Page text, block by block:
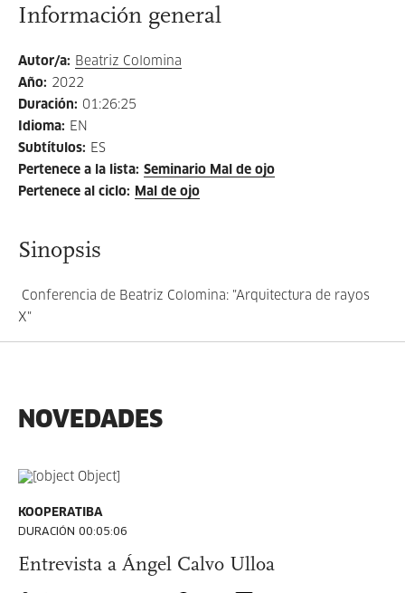
Información general
Autor/a: Beatriz Colomina
Año: 2022
Duración: 01:26:25
Idioma: EN
Subtítulos: ES
Pertenece a la lista: Seminario Mal de ojo
Pertenece al ciclo: Mal de ojo
Sinopsis
Conferencia de Beatriz Colomina: "Arquitectura de rayos
X"
NOVEDADES
KOOPERATIBA
DURACIÓN 00:05:06
Entrevista a Ángel Calvo Ulloa